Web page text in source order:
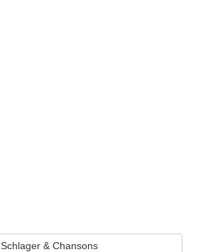
Schlager & Chansons